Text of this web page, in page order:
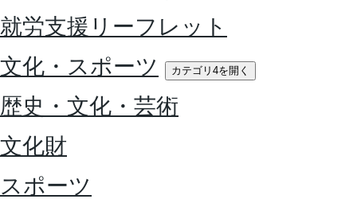
就労支援リーフレット
文化・スポーツ
カテゴリ4を開く
歴史・文化・芸術
文化財
スポーツ